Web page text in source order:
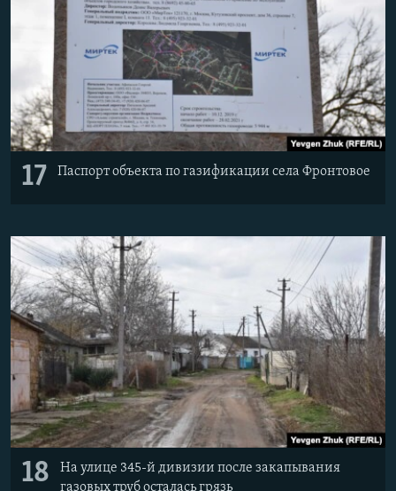
17 Паспорт объекта по газификации села Фронтовое
18
На улице 345-й дивизии после закапывания
газовых труб осталась грязь